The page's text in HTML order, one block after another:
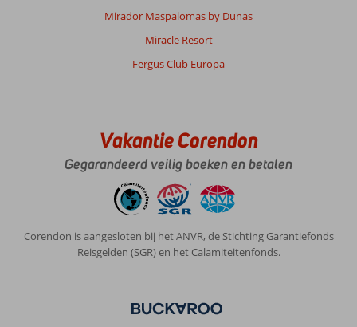
Mirador Maspalomas by Dunas
Miracle Resort
Fergus Club Europa
Vakantie Corendon
Gegarandeerd veilig boeken en betalen
Corendon is aangesloten bij het ANVR, de Stichting Garantiefonds
Reisgelden (SGR) en het Calamiteitenfonds.